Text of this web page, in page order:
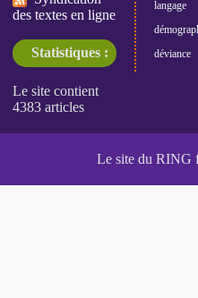
des textes en ligne
Statistiques :
langage
déviance
Le site du RING